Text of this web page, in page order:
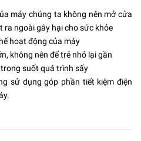
máy chúng ta không nên mở cửa
ra ngoài gây hại cho sức khỏe
hoạt động của máy
không nên để trẻ nhỏ lại gần
suốt quá trình sấy
sử dụng góp phần tiết kiệm điện